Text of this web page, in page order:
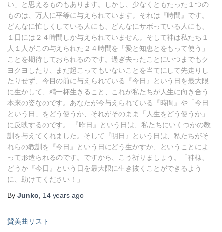
い」と思えるものもあります。しかし、少なくともたった１つの
ものは、万人に平等に与えられています。それは『時間』です。
どんなに忙しくしている人にも、どんなにサボっている人にも、
１日には２４時間しか与えられていません。そして神は私たち１
人１人がこの与えられた２４時間を「愛と知恵とをもって使う」
ことを期待しておられるのです。過ぎ去ったことにいつまでもク
ヨクヨしたり、まだ起こってもいないことを当てにして先走りし
たりせず、今目の前に与えられている『今日』という日を最大限
に生かして、精一杯生きること、これが私たちが人生に向き合う
本来の姿なのです。あなたが今与えられている『時間』や「今日
という日」をどう使うか、それがそのまま「人生をどう使うか」
に反映するのです。 『昨日』という日は、私たちにいくつかの教
訓を与えてくれました。そして『明日』という日は、私たちがそ
れらの教訓を『今日』という日にどう生かすか、ということによ
って形造られるのです。ですから、こう祈りましょう。「神様、
どうか『今日』という日を最大限に生き抜くことができるよう
に、助けてください！」
By Junko 14 years ago
賛美曲リスト